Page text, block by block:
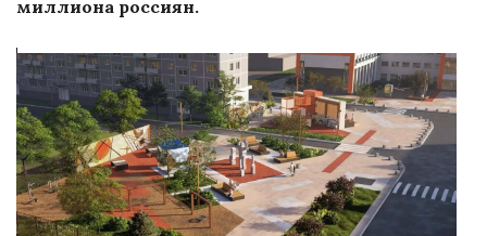
миллиона россиян.